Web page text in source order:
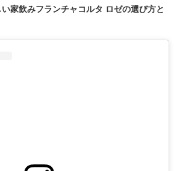
家飲みフランチャコルタ ロゼの選び方と